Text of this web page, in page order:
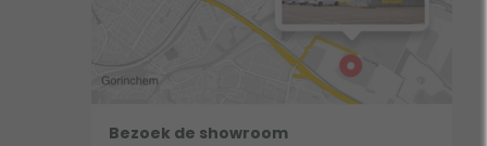
Bezoek de showroom